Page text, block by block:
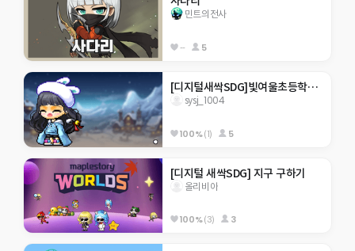
민트의전사
-- 5
[디지털새싹SDG]빛여울초등학교 sysj_1004
sysj_1004
100%(1) 5
[디지털 새싹SDG] 지구 구하기
올리비아
100%(3) 3